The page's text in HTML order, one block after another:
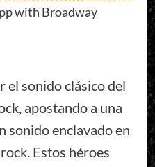
with Broadway
el sonido clásico del
apostando a una
sonido enclavado en
Estos héroes